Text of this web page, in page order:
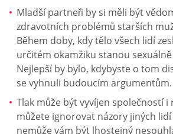
Mladší partneři by si měli být
zdravotních problémů starších
Během doby, kdy tělo všech lidí
určitém okamžiku stanou
Nejlepší by bylo, kdybyste o tom
se vyhnuli budoucím argumentům.
Tlak může být vyvíjen společností i
můžete ignorovat názory jiných
nemůže vám být lhostejný